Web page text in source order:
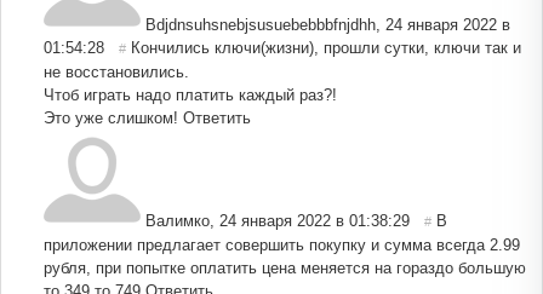
Bdjdnsuhsnebjsusuebebbbfnjdhh 24 января 2022 в
01:54:28
# Кончились ключи(жизни), прошли сутки, ключи так и
не восстановились.
Чтоб играть надо платить каждый раз?!
Это уже слишком! Ответить
Валимко 24 января 2022 в 01:38:29 # В
приложении предлагает совершить покупку и сумма всегда 2.99
рубля, при попытке оплатить цена меняется на гораздо большую